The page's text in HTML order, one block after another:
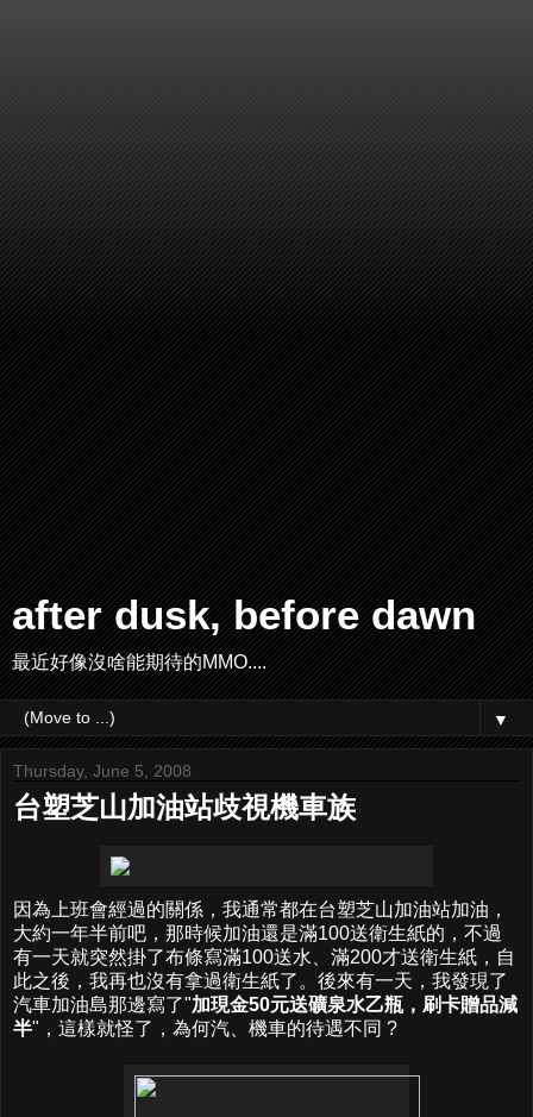
after dusk, before dawn
最近好像沒啥能期待的MMO....
▼
Thursday, June 5, 2008
台塑芝山加油站歧視機車族
因為上班會經過的關係，我通常都在台塑芝山加油站加油，
大約一年半前吧，那時候加油還是滿100送衛生紙的，不過
有一天就突然掛了布條寫滿100送水、滿200才送衛生紙，自
此之後，我再也沒有拿過衛生紙了。後來有一天，我發現了
汽車加油島那邊寫了"加現金50元送礦泉水乙瓶，刷卡贈品減
半"，這樣就怪了，為何汽、機車的待遇不同 ?